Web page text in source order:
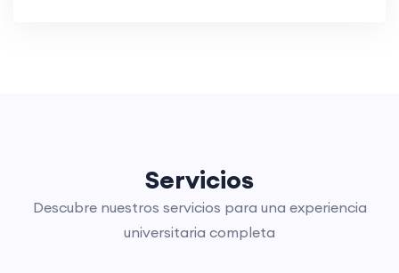
Servicios
Descubre nuestros servicios para una experiencia
universitaria completa